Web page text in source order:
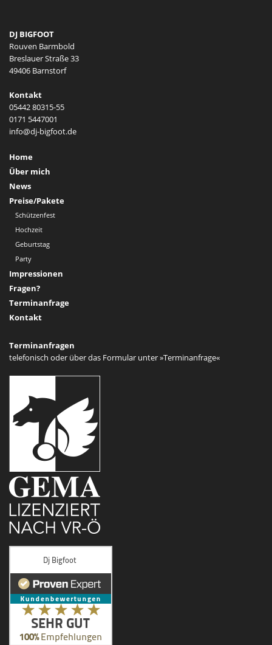
DJ BIGFOOT
Rouven Barmbold
Breslauer Straße 33
49406 Barnstorf
Kontakt
05442 80315-55
0171 5447001
Home
Über mich
News
Preise/Pakete
Schützenfest
Hochzeit
Geburtstag
Party
Impressionen
Fragen?
Terminanfrage
Kontakt
Terminanfragen
telefonisch oder über das Formular unter»Terminanfrage«